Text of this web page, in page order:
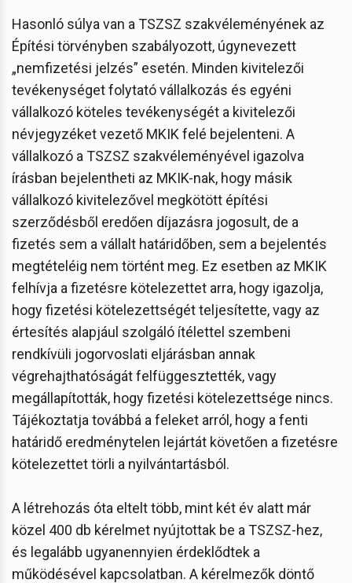
Hasonló súlya van a TSZSZ szakvéleményének az
Építési törvényben szabályozott, úgynevezett
„nemfizetési jelzés” esetén. Minden kivitelezői
tevékenységet folytató vállalkozás és egyéni
vállalkozó köteles tevékenységét a kivitelezői
névjegyzéket vezető MKIK felé bejelenteni. A
vállalkozó a TSZSZ szakvéleményével igazolva
írásban bejelentheti az MKIK-nak, hogy másik
vállalkozó kivitelezővel megkötött építési
szerződésből eredően díjazásra jogosult, de a
fizetés sem a vállalt határidőben, sem a bejelentés
megtételéig nem történt meg. Ez esetben az MKIK
felhívja a fizetésre kötelezettet arra, hogy igazolja,
hogy fizetési kötelezettségét teljesítette, vagy az
értesítés alapjául szolgáló ítélettel szembeni
rendkívüli jogorvoslati eljárásban annak
végrehajthatóságát felfüggesztették, vagy
megállapították, hogy fizetési kötelezettsége nincs.
Tájékoztatja továbbá a feleket arról, hogy a fenti
határidő eredménytelen lejártát követően a fizetésre
kötelezettet törli a nyilvántartásból.
A létrehozás óta eltelt több, mint két év alatt már
közel 400 db kérelmet nyújtottak be a TSZSZ-hez,
és legalább ugyanennyien érdeklődtek a
működésével kapcsolatban. A kérelmezők döntő